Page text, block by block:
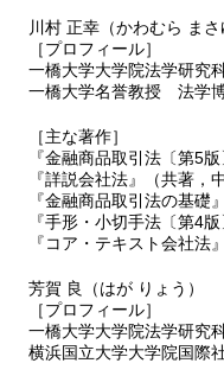
3 総会の運営
4 議決権の行使
5 株主総会の決
Ⅲ 種類株主総会
1 意義
2 種類株主総会の決
3 決議の種類
Ⅳ 取締役・取締役会・
2 社外取締役
3 取締役会非設置会
4 報酬の規制
5 取締役会設置会社
川村 正幸（かわむら まさ
［プロフィール］
一橋大学大学院法学研究
一橋大学名誉教授 法学
［主な著作］
『金融商品取引法〔第5
『詳説会社法』（共著，
『金融商品取引法の基礎
『手形・小切手法〔第4
『コア・テキスト会社法
芳賀 良（はが りょう）
［プロフィール］
一橋大学大学院法学研究
横浜国立大学大学院国際